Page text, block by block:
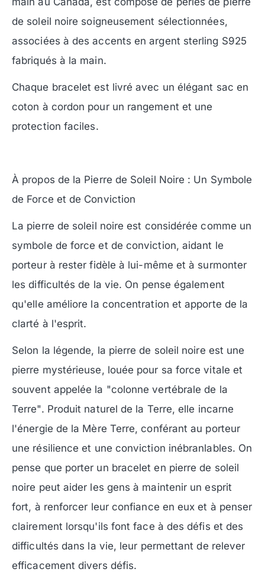
de soleil noire soigneusement sélectionnées,
associées à des accents en argent sterling S925
fabriqués à la main.
Chaque bracelet est livré avec un élégant sac en
coton à cordon pour un rangement et une
protection faciles.
À propos de la Pierre de Soleil Noire : Un Symbole
de Force et de Conviction
La pierre de soleil noire est considérée comme un
symbole de force et de conviction, aidant le
porteur à rester fidèle à lui-même et à surmonter
les difficultés de la vie. On pense également
qu'elle améliore la concentration et apporte de la
clarté à l'esprit.
Selon la légende, la pierre de soleil noire est une
pierre mystérieuse, louée pour sa force vitale et
souvent appelée la "colonne vertébrale de la
Terre". Produit naturel de la Terre, elle incarne
l'énergie de la Mère Terre, conférant au porteur
une résilience et une conviction inébranlables. On
pense que porter un bracelet en pierre de soleil
noire peut aider les gens à maintenir un esprit
fort, à renforcer leur confiance en eux et à penser
clairement lorsqu'ils font face à des défis et des
difficultés dans la vie, leur permettant de relever
efficacement divers défis.